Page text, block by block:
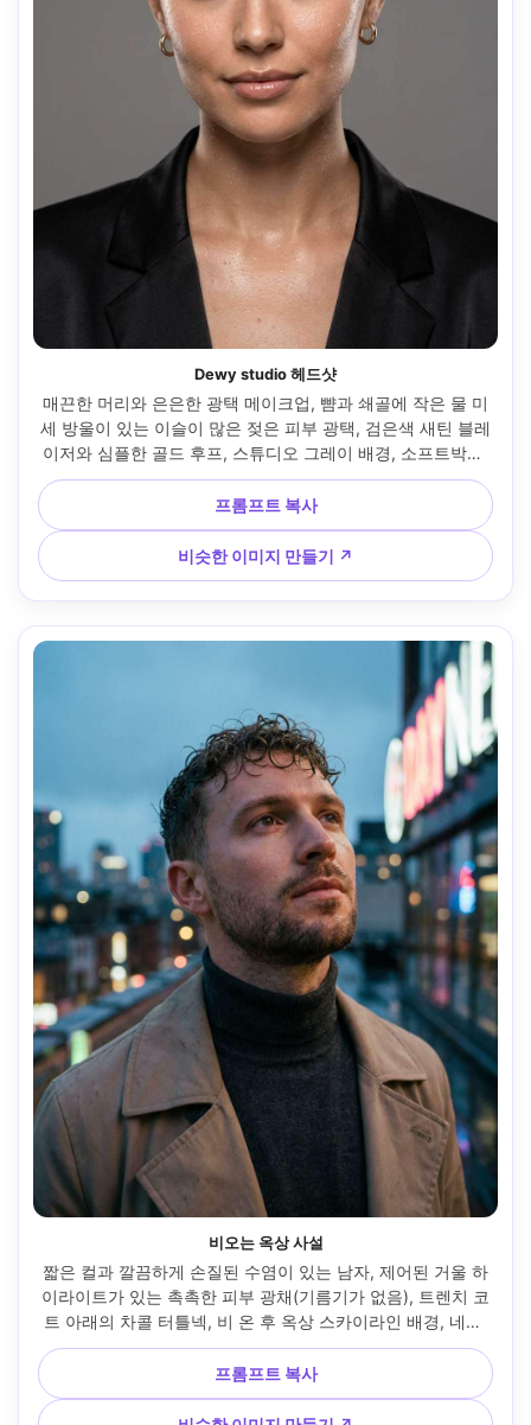
Dewy studio 헤드샷
매끈한 머리와 은은한 광택 메이크업, 뺨과 쇄골에 작은 물 미
세 방울이 있는 이슬이 많은 젖은 피부 광택, 검은색 새틴 블레
이저와 심플한 골드 후프, 스튜디오 그레이 배경, 소프트박스
키와 부드러운 림 라이트가 있는 스튜디오 스트로브 헤드샷,
Sony A7IV, 85mm f/1.4, 타이트한 머리와 어깨 프레임, 차분
하고 자신감 넘치는 표정, 눈에 보이는 모공과 자연스러운 그
림자가 있는 사실적인 피부 질감, 고해상도, 선명한 초점, 편집
색상 등급 --ar 4:5
프롬프트 복사
비슷한 이미지 만들기 ↗
비오는 옥상 사설
짧은 컬과 깔끔하게 손질된 수염이 있는 남자, 제어된 거울 하
이라이트가 있는 촉촉한 피부 광채(기름기가 없음), 트렌치 코
트 아래의 차콜 터틀넥, 비 온 후 옥상 스카이라인 배경, 네온
반사가 있는 블루 아워 분위기, Canon R5, 50mm f/1.8, 아래
에서 약간 각도가 있는 하프 바디 프레임, 영화 같은 분위기, 필
름 그레인 질감, 사실적인 피부 질감과 자연스러운 섀도우 팔
프롬프트 복사